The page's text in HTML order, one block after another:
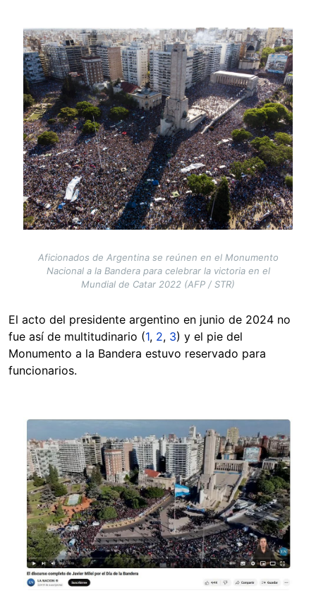
Image
Aficionados de Argentina se reúnen en el Monumento
Nacional a la Bandera para celebrar la victoria en el
Mundial de Catar 2022 (AFP / STR)
El acto del presidente argentino en junio de 2024 no
fue así de multitudinario (1, 2, 3) y el pie del
Monumento a la Bandera estuvo reservado para
funcionarios.
Image